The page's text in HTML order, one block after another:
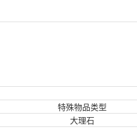
特殊物品类型
大理石